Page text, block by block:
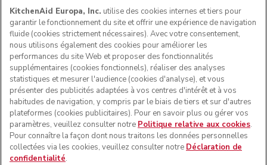
SUIVEZ-NOUS
KitchenAid Europa, Inc. utilise des cookies internes et tiers pour
garantir le fonctionnement du site et offrir une expérience de navigation
fluide (cookies strictement nécessaires). Avec votre consentement,
nous utilisons également des cookies pour améliorer les
performances du site Web et proposer des fonctionnalités
supplémentaires (cookies fonctionnels), réaliser des analyses
statistiques et mesurer l'audience (cookies d'analyse), et vous
présenter des publicités adaptées à vos centres d'intérêt et à vos
habitudes de navigation, y compris par le biais de tiers et sur d'autres
plateformes (cookies publicitaires). Pour en savoir plus ou gérer vos
paramètres, veuillez consulter notre Politique relative aux cookies.
Pour connaître la façon dont nous traitons les données personnelles
collectées via les cookies, veuillez consulter notre Déclaration de
confidentialité.